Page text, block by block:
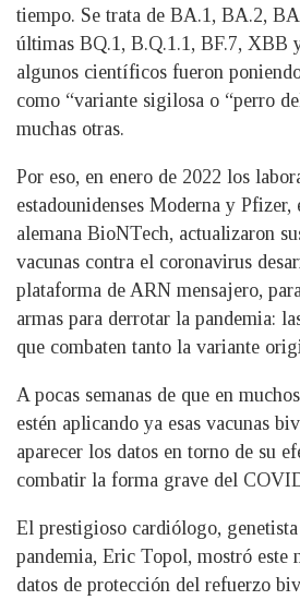
tiempo. Se trata de BA.1, BA.2,
últimas BQ.1, B.Q.1.1, BF.7, XBB
algunos científicos fueron
como “variante sigilosa o “perro
muchas otras.
Por eso, en enero de 2022 los
estadounidenses Moderna y
alemana BioNTech, actualizaron
vacunas contra el coronavirus
plataforma de ARN mensajero,
armas para derrotar la pandemia:
que combaten tanto la variante
A pocas semanas de que en
estén aplicando ya esas vacunas
aparecer los datos en torno de su
combatir la forma grave del
El prestigioso cardiólogo,
pandemia, Eric Topol, mostró este
datos de protección del refuerzo